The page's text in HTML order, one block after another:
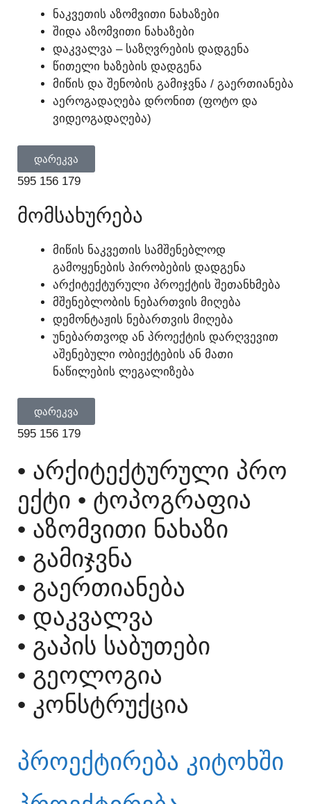
ᲜᲐᲙᲕᲔᲗᲘᲡ ᲐᲖᲝᲛᲕᲘᲗᲘ ᲜᲐᲮᲐᲖᲔᲑᲘ
ᲨᲘᲓᲐ ᲐᲖᲝᲛᲕᲘᲗᲘ ᲜᲐᲮᲐᲖᲔᲑᲘ
ᲓᲐᲙᲕᲐᲚᲕᲐ – ᲡᲐᲖᲦᲕᲠᲔᲑᲘᲡ ᲓᲐᲓᲒᲔᲜᲐ
ᲬᲘᲗᲔᲚᲘ ᲮᲐᲖᲔᲑᲘᲡ ᲓᲐᲓᲒᲔᲜᲐ
ᲛᲘᲬᲘᲡ ᲓᲐ ᲨᲔᲜᲝᲑᲘᲡ ᲒᲐᲛᲘᲯᲕᲜᲐ / ᲒᲐᲔᲠᲗᲘᲐᲜᲔᲑᲐ
ᲐᲔᲠᲝᲒᲐᲓᲐᲦᲔᲑᲐ ᲓᲠᲝᲜᲘᲗ (ᲤᲝᲢᲝ ᲓᲐ
ᲕᲘᲓᲔᲝᲒᲐᲓᲐᲦᲔᲑᲐ)
ᲓᲐᲠᲔᲙᲕᲐ
595 156 179
ᲛᲝᲛᲡᲐᲮᲣᲠᲔᲑᲐ
ᲛᲘᲬᲘᲡ ᲜᲐᲙᲕᲔᲗᲘᲡ ᲡᲐᲛᲨᲔᲜᲔᲑᲚᲝᲓ
ᲒᲐᲛᲝᲧᲔᲜᲔᲑᲘᲡ ᲞᲘᲠᲝᲑᲔᲑᲘᲡ ᲓᲐᲓᲒᲔᲜᲐ
ᲐᲠᲥᲘᲢᲔᲥᲢᲣᲠᲣᲚᲘ ᲞᲠᲝᲔᲥᲢᲘᲡ ᲨᲔᲗᲐᲜᲮᲛᲔᲑᲐ
ᲛᲨᲔᲜᲔᲑᲚᲝᲑᲘᲡ ᲜᲔᲑᲐᲠᲗᲕᲘᲡ ᲛᲘᲦᲔᲑᲐ
ᲓᲔᲛᲝᲜᲢᲐᲟᲘᲡ ᲜᲔᲑᲐᲠᲗᲕᲘᲡ ᲛᲘᲦᲔᲑᲐ
ᲣᲜᲔᲑᲐᲠᲗᲕᲝᲓ ᲐᲜ ᲞᲠᲝᲔᲥᲢᲘᲡ ᲓᲐᲠᲦᲕᲔᲕᲘᲗ
ᲐᲨᲔᲜᲔᲑᲣᲚᲘ ᲝᲑᲘᲔᲥᲢᲔᲑᲘᲡ ᲐᲜ ᲛᲐᲗᲘ
ᲜᲐᲬᲘᲚᲔᲑᲘᲡ ᲚᲔᲒᲐᲚᲘᲖᲔᲑᲐ
ᲓᲐᲠᲔᲙᲕᲐ
595 156 179
• ᲐᲠᲥᲘᲢᲔᲥᲢᲣᲠᲣᲚᲘ ᲞᲠᲝ
ᲔᲥᲢᲘ • ᲢᲝᲞᲝᲒᲠᲐᲤᲘᲐ
• ᲐᲖᲝᲛᲕᲘᲗᲘ ᲜᲐᲮᲐᲖᲘ
• ᲒᲐᲛᲘᲯᲕᲜᲐ
• ᲒᲐᲔᲠᲗᲘᲐᲜᲔᲑᲐ
• ᲓᲐᲙᲕᲐᲚᲕᲐ
• ᲒᲐᲞᲘᲡ ᲡᲐᲑᲣᲗᲔᲑᲘ
• ᲒᲔᲝᲚᲝᲒᲘᲐ
• ᲙᲝᲜᲡᲢᲠᲣᲥᲪᲘᲐ
ᲞᲠᲝᲔᲥᲢᲘᲠᲔᲑᲐ ᲙᲘᲢᲝᲮᲨᲘ